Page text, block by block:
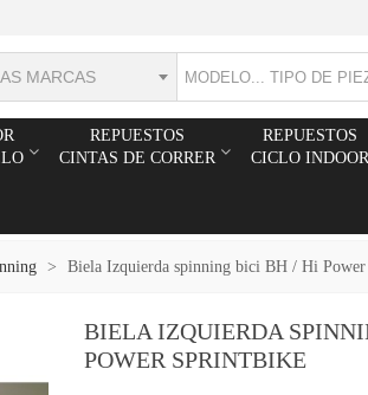
MARCAS
REPUESTOS
CINTAS DE CORRER
REPUESTOS
CICLO INDOOR
> Biela Izquierda spinning bici BH / Hi
BIELA IZQUIERDA
POWER SPRINTBIKE